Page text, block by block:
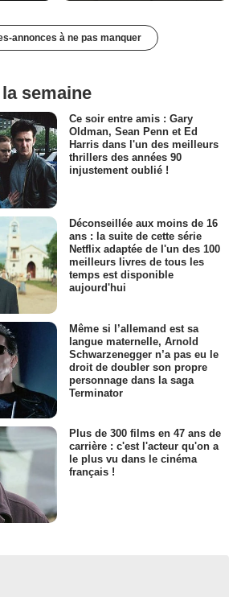
annonces à ne pas manquer
semaine
Ce soir entre amis : Gary
Oldman, Sean Penn et Ed
Harris dans l'un des meilleurs
thrillers des années 90
injustement oublié !
Déconseillée aux moins de 16
ans : la suite de cette série
Netflix adaptée de l'un des 100
meilleurs livres de tous les
temps est disponible
aujourd'hui
Même si l’allemand est sa
langue maternelle, Arnold
Schwarzenegger n’a pas eu le
droit de doubler son propre
personnage dans la saga
Terminator
Plus de 300 films en 47 ans de
carrière : c'est l'acteur qu'on a
le plus vu dans le cinéma
français !